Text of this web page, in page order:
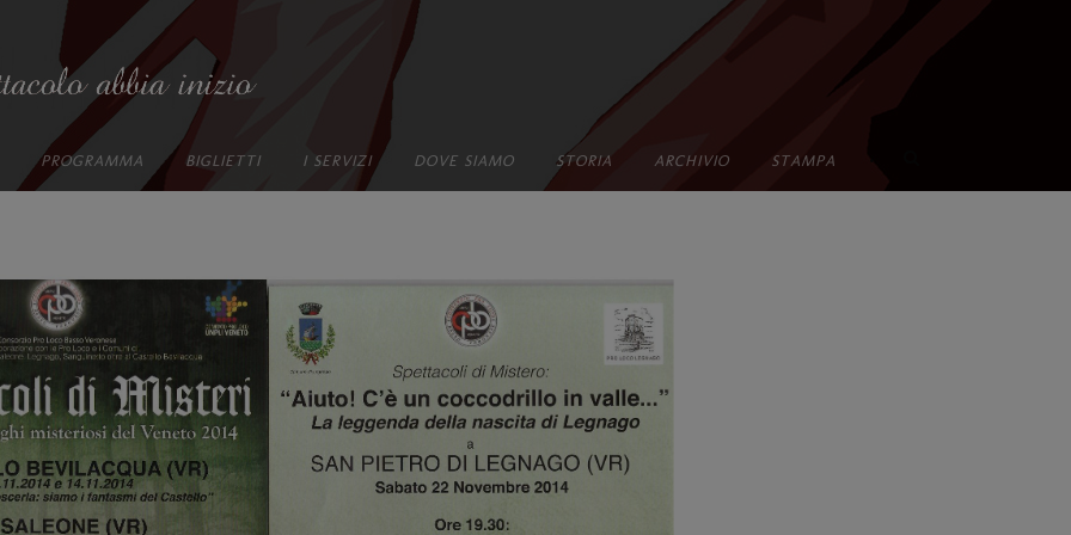
PROGRAMMA BIGLIETTI I SERVIZI DOVE SIAMO STORIA ARCHIVIO STAMPA